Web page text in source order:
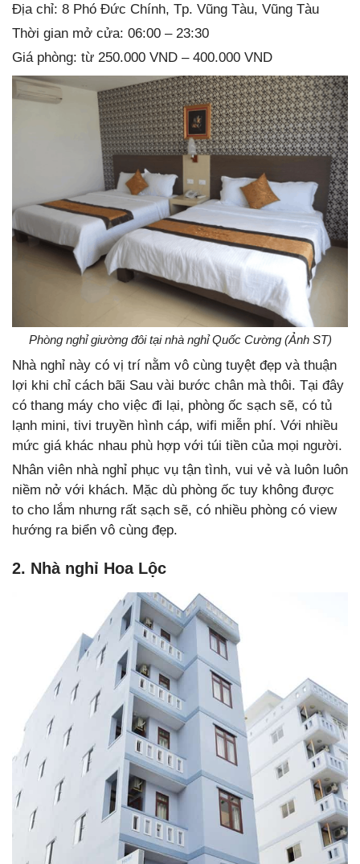
Địa chỉ: 8 Phó Đức Chính, Tp. Vũng Tàu, Vũng Tàu
Thời gian mở cửa: 06:00 – 23:30
Giá phòng: từ 250.000 VND – 400.000 VND
Phòng nghỉ giường đôi tại nhà nghỉ Quốc Cường (Ảnh ST)
Nhà nghỉ này có vị trí nằm vô cùng tuyệt đẹp và thuận
lợi khi chỉ cách bãi Sau vài bước chân mà thôi. Tại đây
có thang máy cho việc đi lại, phòng ốc sạch sẽ, có tủ
lạnh mini, tivi truyền hình cáp, wifi miễn phí. Với nhiều
mức giá khác nhau phù hợp với túi tiền của mọi người.
Nhân viên nhà nghỉ phục vụ tận tình, vui vẻ và luôn luôn
niềm nở với khách. Mặc dù phòng ốc tuy không được
to cho lắm nhưng rất sạch sẽ, có nhiều phòng có view
hướng ra biển vô cùng đẹp.
2. Nhà nghỉ Hoa Lộc